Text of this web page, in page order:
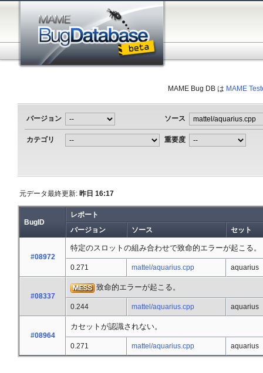
MAME Bug DB は MAME
バージョン ソース
カテゴリ 重要度
元データ最終更新: 昨日 16:17
BugID
レポート
バージョン
ソース セット
#08972
特定のスロットの組み合わせで致命的エラーが起こる。
0.271 mattel/aquarius.cpp aquarius
#08337
致命的エラーが起こる。
0.244 mattel/aquarius.cpp aquarius
#08964
カセットが認識されない。
0.271 mattel/aquarius.cpp aquarius